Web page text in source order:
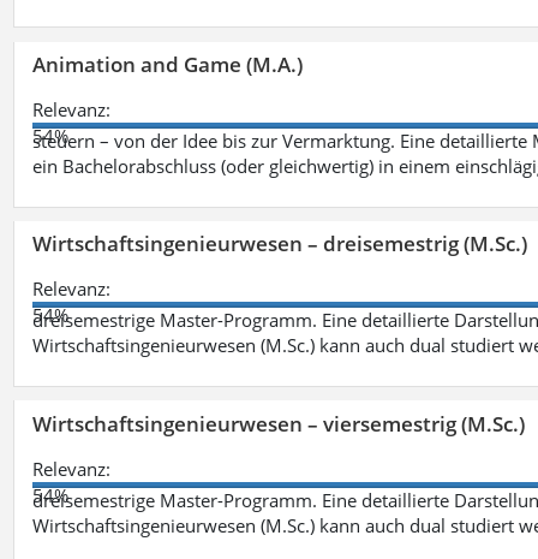
Animation and Game (M.A.)
Relevanz:
54%
steuern – von der Idee bis zur Vermarktung. Eine
ein Bachelorabschluss (oder gleichwertig) in einem
Wirtschaftsingenieurwesen – dreisemestrig (M.Sc.)
Relevanz:
54%
dreisemestrige Master-Programm. Eine detaillierte
Wirtschaftsingenieurwesen (M.Sc.) kann auch dual studiert
Wirtschaftsingenieurwesen – viersemestrig (M.Sc.)
Relevanz:
54%
dreisemestrige Master-Programm. Eine detaillierte
Wirtschaftsingenieurwesen (M.Sc.) kann auch dual studiert